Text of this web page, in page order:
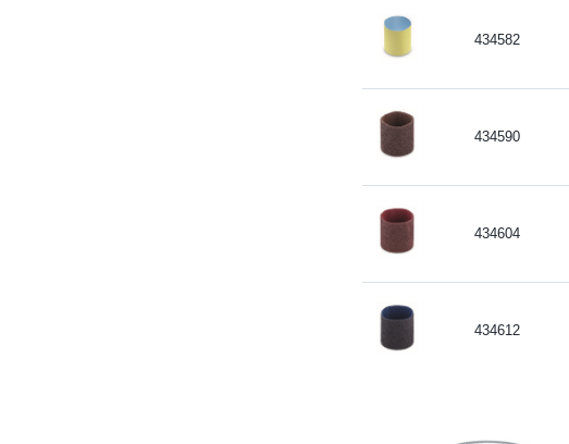
434582
434590
434604
434612